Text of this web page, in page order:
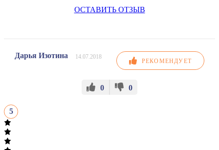
ОСТАВИТЬ ОТЗЫВ
Дарья Изотина 14.07.2018
РЕКОМЕНДУЕТ
0 0
5